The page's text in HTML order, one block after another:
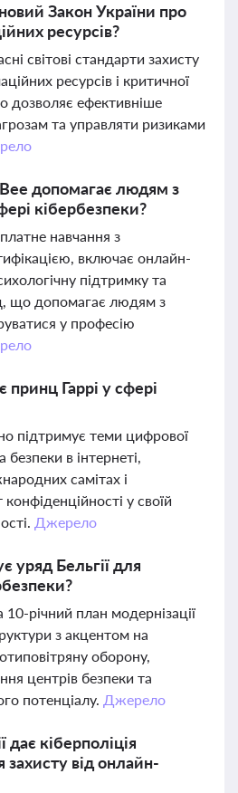
Закон України про
ресурсів?
світові стандарти захисту
ресурсів і критичної
дозволяє ефективніше
та управляти ризиками
допомагає людям з
кібербезпеки?
навчання з
включає онлайн-
підтримку та
що допомагає людям з
у професію
принц Гаррі у сфері
підтримує теми цифрової
безпеки в інтернеті,
самітах і
у своїй
Джерело
уряд Бельгії для
10-річний план модернізації
з акцентом на
оборону,
центрів безпеки та
потенціалу. Джерело
дає кіберполіція
від онлайн-